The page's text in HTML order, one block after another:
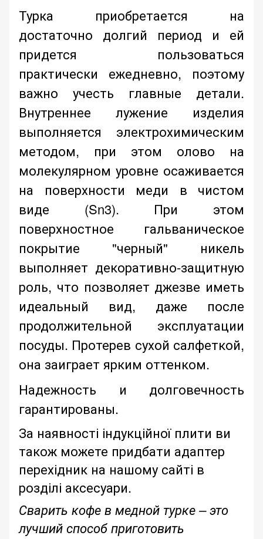
Турка приобретается на
достаточно долгий период и ей
придется пользоваться
практически ежедневно, поэтому
важно учесть главные детали.
Внутреннее лужение изделия
выполняется электрохимическим
методом, при этом олово на
молекулярном уровне осаживается
на поверхности меди в чистом
виде (Sn3). При этом
поверхностное гальваническое
покрытие "черный" никель
выполняет декоративно-защитную
роль, что позволяет джезве иметь
идеальный вид, даже после
продолжительной эксплуатации
посуды. Протерев сухой салфеткой,
она заиграет ярким оттенком.
Надежность и долговечность
гарантированы.
За наявності індукційної плити ви
також можете придбати адаптер
перехідник на нашому сайті в
розділі аксесуари.
Сварить кофе в медной турке – это
лучший способ приготовить